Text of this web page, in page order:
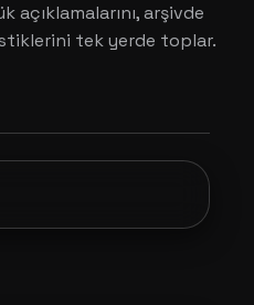
açıklamalarını, arşivde
tek yerde toplar.